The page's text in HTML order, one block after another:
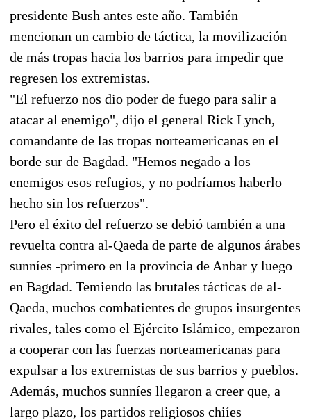
presidente Bush antes este año. También
mencionan un cambio de táctica, la movilización
de más tropas hacia los barrios para impedir que
regresen los extremistas.
"El refuerzo nos dio poder de fuego para salir a
atacar al enemigo", dijo el general Rick Lynch,
comandante de las tropas norteamericanas en el
borde sur de Bagdad. "Hemos negado a los
enemigos esos refugios, y no podríamos haberlo
hecho sin los refuerzos".
Pero el éxito del refuerzo se debió también a una
revuelta contra al-Qaeda de parte de algunos árabes
sunníes -primero en la provincia de Anbar y luego
en Bagdad. Temiendo las brutales tácticas de al-
Qaeda, muchos combatientes de grupos insurgentes
rivales, tales como el Ejército Islámico, empezaron
a cooperar con las fuerzas norteamericanas para
expulsar a los extremistas de sus barrios y pueblos.
Además, muchos sunníes llegaron a creer que, a
largo plazo, los partidos religiosos chiíes